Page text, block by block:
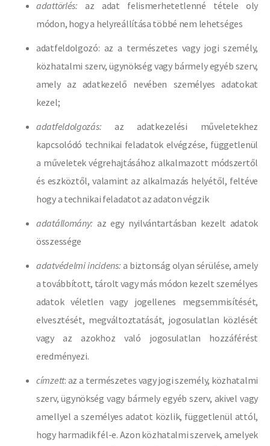
adattörlés:az adat felismerhetetlenné tétele oly
módon, hogy a helyreállítása többé nem lehetséges
adatfeldolgozó: az a természetes vagy jogi személy,
közhatalmi szerv, ügynökség vagy bármely egyéb szerv,
amely az adatkezelő nevében személyes adatokat
kezel;
adatfeldolgozás:az adatkezelési műveletekhez
kapcsolódó technikai feladatok elvégzése, függetlenül
a műveletek végrehajtásához alkalmazott módszertől
és eszköztől, valamint az alkalmazás helyétől, feltéve
hogy a technikai feladatot az adaton végzik
adatállomány: az egy nyilvántartásban kezelt adatok
összessége
adatvédelmi incidens: a biztonság olyan sérülése, amely
a továbbított, tárolt vagy más módon kezelt személyes
adatok véletlen vagy jogellenes megsemmisítését,
elvesztését, megváltoztatását, jogosulatlan közlését
vagy az azokhoz való jogosulatlan hozzáférést
eredményezi.
címzett: az a természetes vagy jogi személy, közhatalmi
szerv, ügynökség vagy bármely egyéb szerv, akivel vagy
amellyel a személyes adatot közlik, függetlenül attól,
hogy harmadik fél-e. Azon közhatalmi szervek, amelyek